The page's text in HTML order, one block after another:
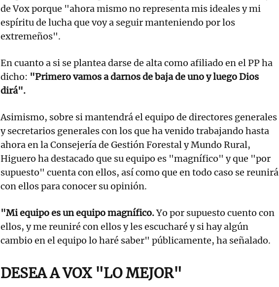
de Vox porque "ahora mismo no representa mis ideales y mi
espíritu de lucha que voy a seguir manteniendo por los
extremeños".
En cuanto a si se plantea darse de alta como afiliado en el PP ha
dicho: "Primero vamos a darnos de baja de uno y luego Dios
dirá".
Asimismo, sobre si mantendrá el equipo de directores generales
y secretarios generales con los que ha venido trabajando hasta
ahora en la Consejería de Gestión Forestal y Mundo Rural,
Higuero ha destacado que su equipo es "magnífico" y que "por
supuesto" cuenta con ellos, así como que en todo caso se reunirá
con ellos para conocer su opinión.
"Mi equipo es un equipo magnífico.Yo por supuesto cuento con
ellos, y me reuniré con ellos y les escucharé y si hay algún
cambio en el equipo lo haré saber" públicamente, ha señalado.
DESEA A VOX "LO MEJOR"